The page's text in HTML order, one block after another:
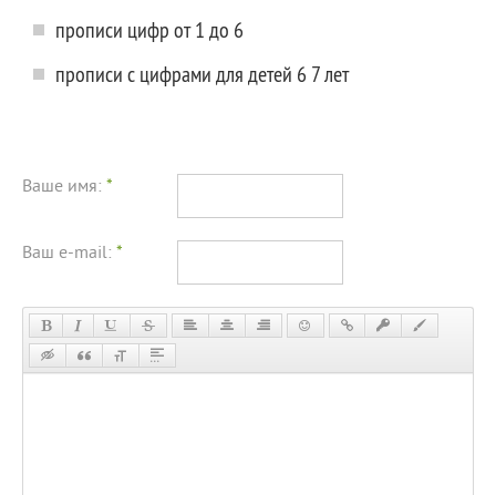
прописи цифр от 1 до 6
прописи с цифрами для детей 6 7 лет
Ваше имя: *
Ваш e-mail: *